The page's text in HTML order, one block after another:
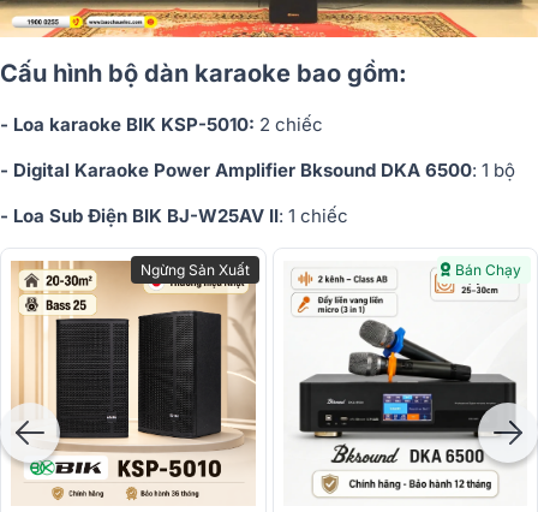
Cấu hình bộ dàn karaoke bao gồm:
- Loa karaoke BIK KSP-5010: 2 chiếc
- Digital Karaoke Power Amplifier Bksound DKA 6500: 1 bộ
- Loa Sub Điện BIK BJ-W25AV II: 1 chiếc
Ngừng Sản Xuất Bán Chạy